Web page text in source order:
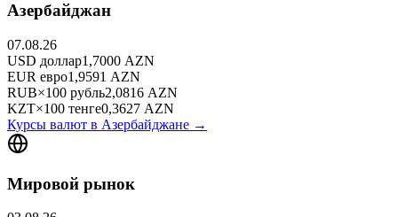
Азербайджан
07.08.26
USD доллар1,7000 AZN
EUR евро1,9591 AZN
RUB×100 рубль2,0816 AZN
KZT×100 тенге0,3627 AZN
Курсы валют в Азербайджане →
Мировой рынок